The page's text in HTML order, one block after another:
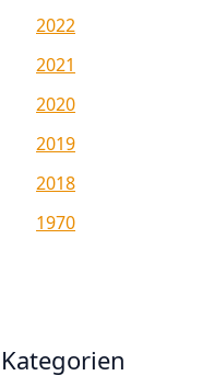
2022
2021
2020
2019
2018
1970
Kategorien